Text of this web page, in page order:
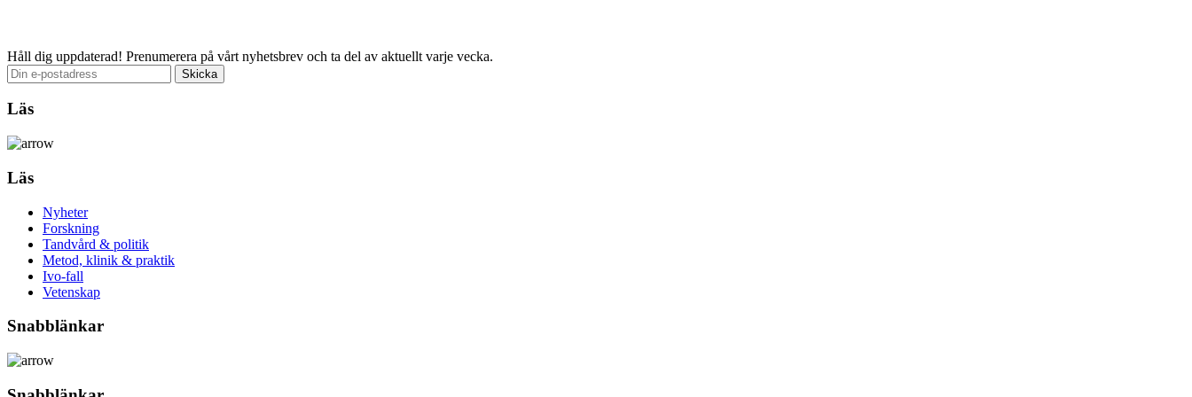
Håll dig uppdaterad! Prenumerera på vårt nyhetsbrev och ta del av aktuellt varje vecka.
Läs
Läs
Nyheter
Forskning
Tandvård & politik
Metod, klinik & praktik
Ivo-fall
Vetenskap
Snabblänkar